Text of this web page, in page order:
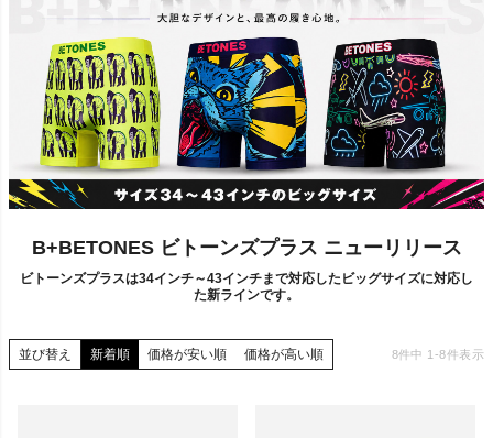
B+BETONES ビトーンズプラス ニューリリース
ビトーンズプラスは34インチ～43インチまで対応したビッグサイズに対応し
た新ラインです。
並び替え 新着順 価格が安い順 価格が高い順 8件中 1 -8件表示